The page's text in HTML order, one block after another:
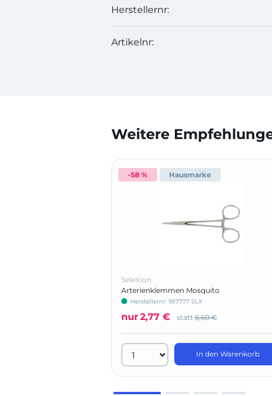
Herstellernr:
Artikelnr:
Weitere
-58 % Hausmarke
SeleXion
Arterienklemmen Mosquito
Herstellernr: 957777 SLX
nur2,77 € statt 6,60 €
In den Warenkorb